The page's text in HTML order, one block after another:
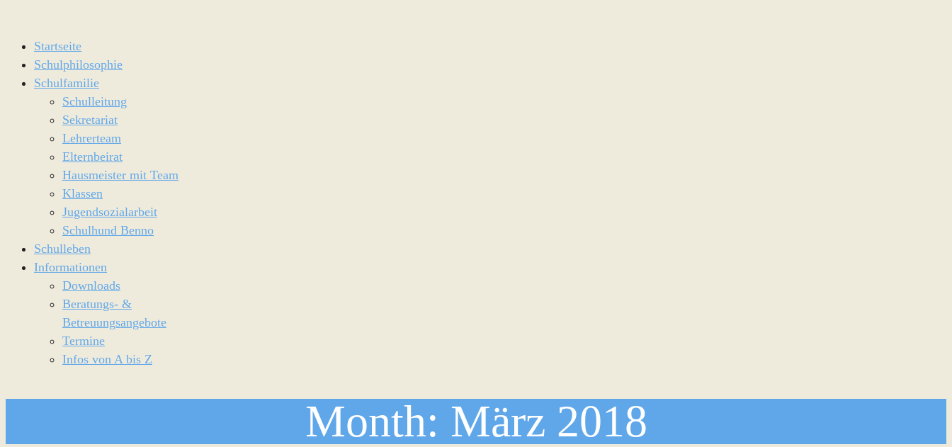
Startseite
Schulphilosophie
Schulfamilie
Schulleitung
Sekretariat
Lehrerteam
Elternbeirat
Hausmeister mit Team
Klassen
Jugendsozialarbeit
Schulhund Benno
Schulleben
Informationen
Downloads
Beratungs- &
Betreuungsangebote
Termine
Infos von A bis Z
Month: März 2018